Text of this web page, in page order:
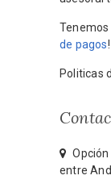
Tenemos
de pagos!
Politicas
entre